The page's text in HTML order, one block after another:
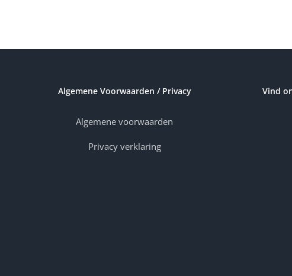
Algemene Voorwaarden / Privacy
Algemene voorwaarden
Privacy verklaring
Vind